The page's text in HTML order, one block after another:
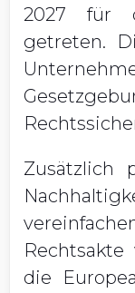
2027 für
getreten.
Zusätzlich
die